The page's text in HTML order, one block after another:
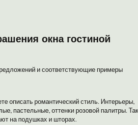
окна гостиной
и соответствующие примеры
описать романтический стиль. Интерьеры,
пастельные, оттенки розовой палитры.
на подушках и шторах.